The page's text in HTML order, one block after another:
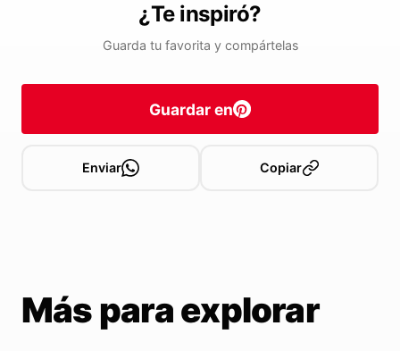
¿Te inspiró?
Guarda tu favorita y compártelas
Guardar en
Enviar Copiar
Más para explorar